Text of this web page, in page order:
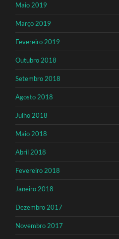
Maio 2019
Março 2019
Fevereiro 2019
Outubro 2018
Setembro 2018
Agosto 2018
Julho 2018
Maio 2018
Abril 2018
Fevereiro 2018
Janeiro 2018
Dezembro 2017
Novembro 2017